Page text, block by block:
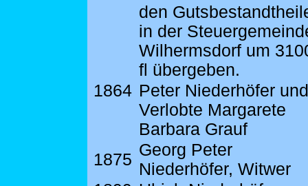
den
in der
Wilhermsdorf um
fl übergeben.
1864 Peter Niederhöfer und
Verlobte Margarete
Barbara Grauf
1875
Georg Peter
Niederhöfer, Witwer